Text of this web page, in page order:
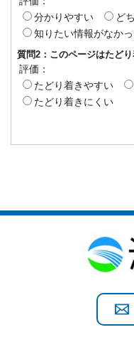
分かりやすい
ど
知りたい情報がなか
質問2：このページはたど
評価：
たどり着きやすい
たどり着きにくい